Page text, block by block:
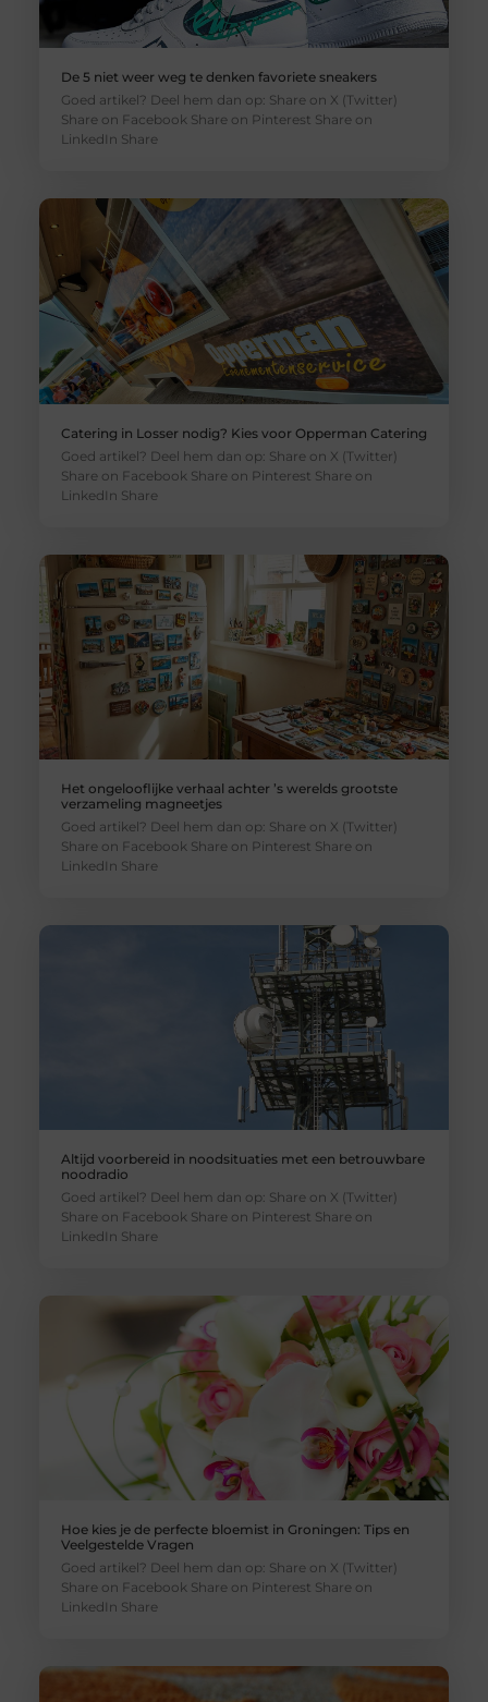
De 5 niet weer weg te denken favoriete sneakers
Goed artikel? Deel hem dan op: Share on X (Twitter)
Share on Facebook Share on Pinterest Share on
LinkedIn Share
Catering in Losser nodig? Kies voor Opperman Catering
Goed artikel? Deel hem dan op: Share on X (Twitter)
Share on Facebook Share on Pinterest Share on
LinkedIn Share
Het ongelooflijke verhaal achter ’s werelds grootste
verzameling magneetjes
Goed artikel? Deel hem dan op: Share on X (Twitter)
Share on Facebook Share on Pinterest Share on
LinkedIn Share
Altijd voorbereid in noodsituaties met een betrouwbare
noodradio
Goed artikel? Deel hem dan op: Share on X (Twitter)
Share on Facebook Share on Pinterest Share on
LinkedIn Share
Hoe kies je de perfecte bloemist in Groningen: Tips en
Veelgestelde Vragen
Goed artikel? Deel hem dan op: Share on X (Twitter)
Share on Facebook Share on Pinterest Share on
LinkedIn Share